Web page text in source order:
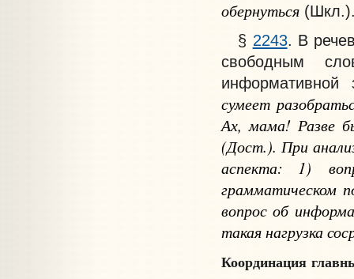
обернуться
§ 2243. В
свободным
сумеет
Ах,мама! Разве
(Дост.). При
аспекта: 1)
грамматическом
вопрос об
такая нагрузка
Координация